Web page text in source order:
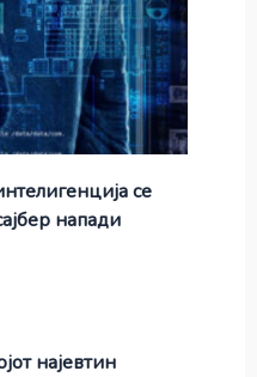
се
напади
најевтин